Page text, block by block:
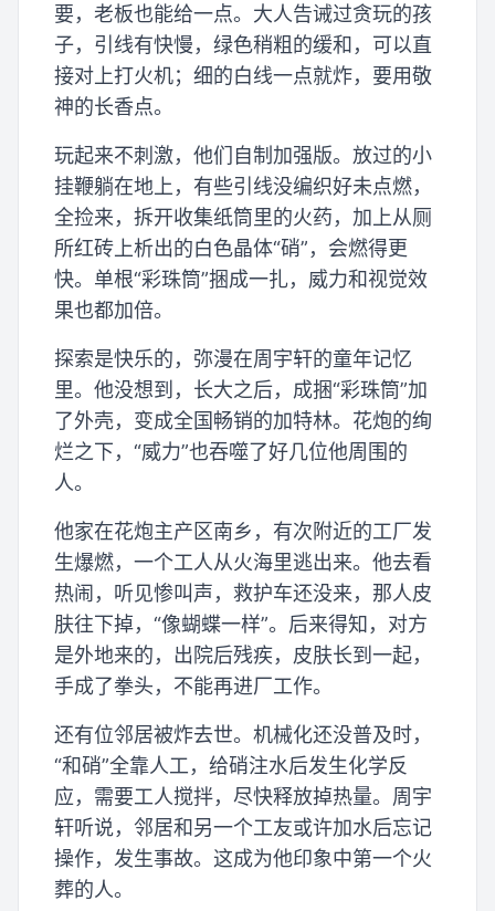
要，老板也能给一点。大人告诫过贪玩的孩
子，引线有快慢，绿色稍粗的缓和，可以直
接对上打火机；细的白线一点就炸，要用敬
神的长香点。
玩起来不刺激，他们自制加强版。放过的小
挂鞭躺在地上，有些引线没编织好未点燃，
全捡来，拆开收集纸筒里的火药，加上从厕
所红砖上析出的白色晶体“硝”，会燃得更
快。单根“彩珠筒”捆成一扎，威力和视觉效
果也都加倍。
探索是快乐的，弥漫在周宇轩的童年记忆
里。他没想到，长大之后，成捆“彩珠筒”加
了外壳，变成全国畅销的加特林。花炮的绚
烂之下，“威力”也吞噬了好几位他周围的
人。
他家在花炮主产区南乡，有次附近的工厂发
生爆燃，一个工人从火海里逃出来。他去看
热闹，听见惨叫声，救护车还没来，那人皮
肤往下掉，“像蝴蝶一样”。后来得知，对方
是外地来的，出院后残疾，皮肤长到一起，
手成了拳头，不能再进厂工作。
还有位邻居被炸去世。机械化还没普及时，
“和硝”全靠人工，给硝注水后发生化学反
应，需要工人搅拌，尽快释放掉热量。周宇
轩听说，邻居和另一个工友或许加水后忘记
操作，发生事故。这成为他印象中第一个火
葬的人。